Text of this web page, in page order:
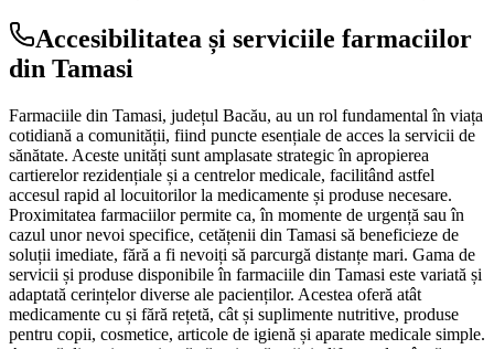
Accesibilitatea și serviciile farmaciilor
din Tamasi
Farmaciile din Tamasi, județul Bacău, au un rol fundamental în viața
cotidiană a comunității, fiind puncte esențiale de acces la servicii de
sănătate. Aceste unități sunt amplasate strategic în apropierea
cartierelor rezidențiale și a centrelor medicale, facilitând astfel
accesul rapid al locuitorilor la medicamente și produse necesare.
Proximitatea farmaciilor permite ca, în momente de urgență sau în
cazul unor nevoi specifice, cetățenii din Tamasi să beneficieze de
soluții imediate, fără a fi nevoiți să parcurgă distanțe mari. Gama de
servicii și produse disponibile în farmaciile din Tamasi este variată și
adaptată cerințelor diverse ale pacienților. Acestea oferă atât
medicamente cu și fără rețetă, cât și suplimente nutritive, produse
pentru copii, cosmetice, articole de igienă și aparate medicale simple.